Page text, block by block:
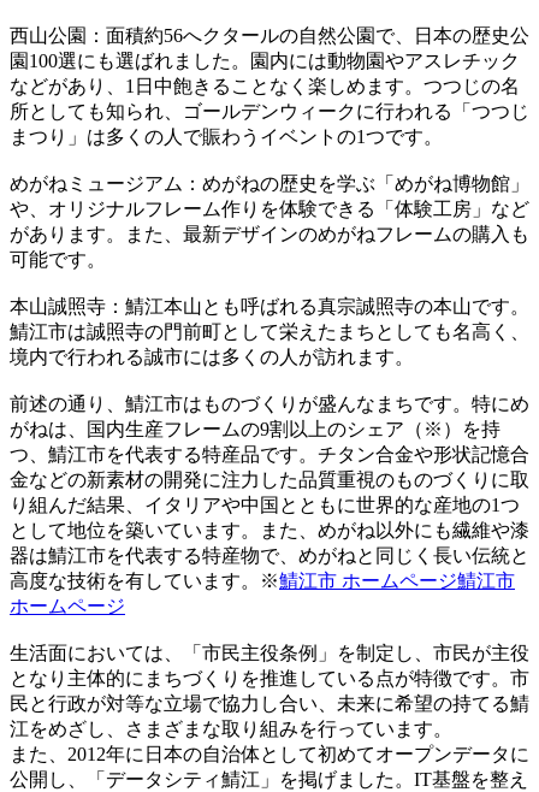
西山公園：面積約56へクタールの自然公園で、日本の歴史公
園100選にも選ばれました。園内には動物園やアスレチック
などがあり、1日中飽きることなく楽しめます。つつじの名
所としても知られ、ゴールデンウィークに行われる「つつじ
まつり」は多くの人で賑わうイベントの1つです。
めがねミュージアム：めがねの歴史を学ぶ「めがね博物館」
や、オリジナルフレーム作りを体験できる「体験工房」など
があります。また、最新デザインのめがねフレームの購入も
可能です。
本山誠照寺：鯖江本山とも呼ばれる真宗誠照寺の本山です。
鯖江市は誠照寺の門前町として栄えたまちとしても名高く、
境内で行われる誠市には多くの人が訪れます。
前述の通り、鯖江市はものづくりが盛んなまちです。特にめ
がねは、国内生産フレームの9割以上のシェア（※）を持
つ、鯖江市を代表する特産品です。チタン合金や形状記憶合
金などの新素材の開発に注力した品質重視のものづくりに取
り組んだ結果、イタリアや中国とともに世界的な産地の1つ
として地位を築いています。また、めがね以外にも繊維や漆
器は鯖江市を代表する特産物で、めがねと同じく長い伝統と
高度な技術を有しています。※鯖江市 ホームページ鯖江市
ホームページ
生活面においては、「市民主役条例」を制定し、市民が主役
となり主体的にまちづくりを推進している点が特徴です。市
民と行政が対等な立場で協力し合い、未来に希望の持てる鯖
江をめざし、さまざまな取り組みを行っています。
また、2012年に日本の自治体として初めてオープンデータに
公開し、「データシティ鯖江」を掲げました。IT基盤を整え